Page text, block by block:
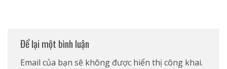
Để lại một bình luận
Email của bạn sẽ không được hiển thị công khai.